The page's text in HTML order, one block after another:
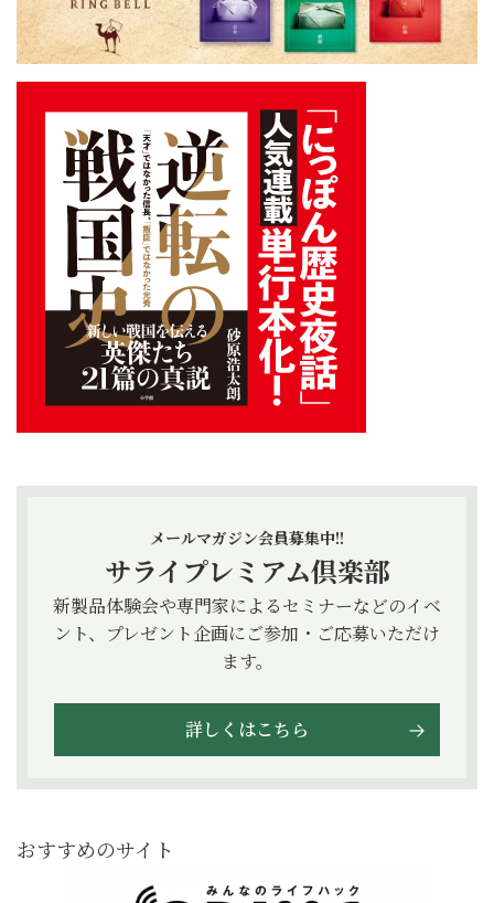
メールマガジン会員募集中!!
サライプレミアム倶楽部
新製品体験会や専門家によるセミナーなどのイベ
ント、プレゼント企画にご参加・ご応募いただけ
ます。
詳しくはこちら
おすすめのサイト